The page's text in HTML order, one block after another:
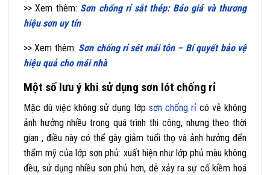
>> Xem thêm: Sơn chống rỉ sắt thép: Báo giá và thương
hiệu sơn uy tín
>> Xem thêm: Sơn chống rỉ sét mái tôn – Bí quyết bảo vệ
hiệu quả cho mái nhà
Một số lưu ý khi sử dụng sơn lót chống rỉ
Mặc dù việc không sử dụng lớp sơn chống rỉcó vẻ không
ảnh hưởng nhiều trong quá trình thi công, nhưng theo thời
gian , điều này có thể gây giảm tuổi thọ và ảnh hưởng đến
thẩm mỹ của lớp sơn phủ: xuất hiện như lớp phủ màu không
đều, sử dụng nhiều sơn phủ hơn, dễ xảy ra sự cố kiềm hoá